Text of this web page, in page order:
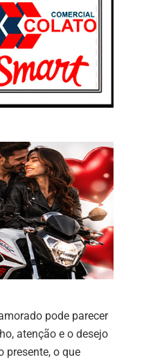
pode parecer
atenção e o desejo
presente, o que